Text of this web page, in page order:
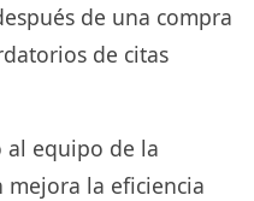
de una compra
de citas
al equipo de la
la eficiencia